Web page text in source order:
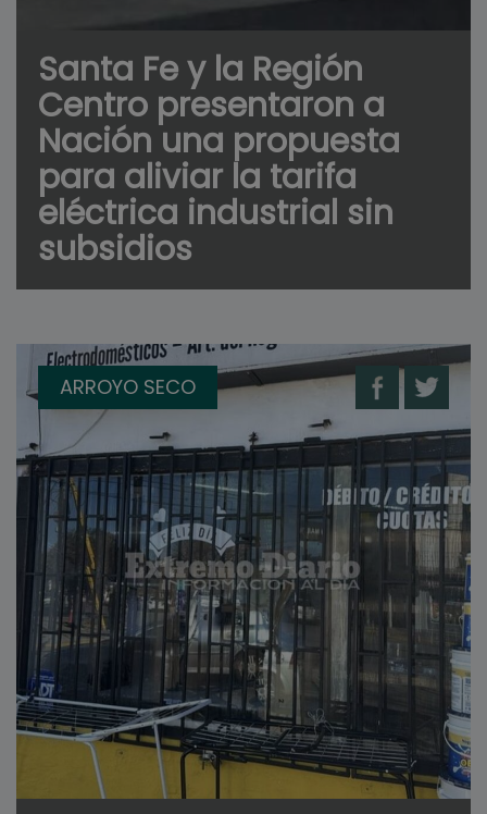
Santa Fe y la Región
Centro presentaron a
Nación una propuesta
para aliviar la tarifa
eléctrica industrial sin
subsidios
ARROYO SECO